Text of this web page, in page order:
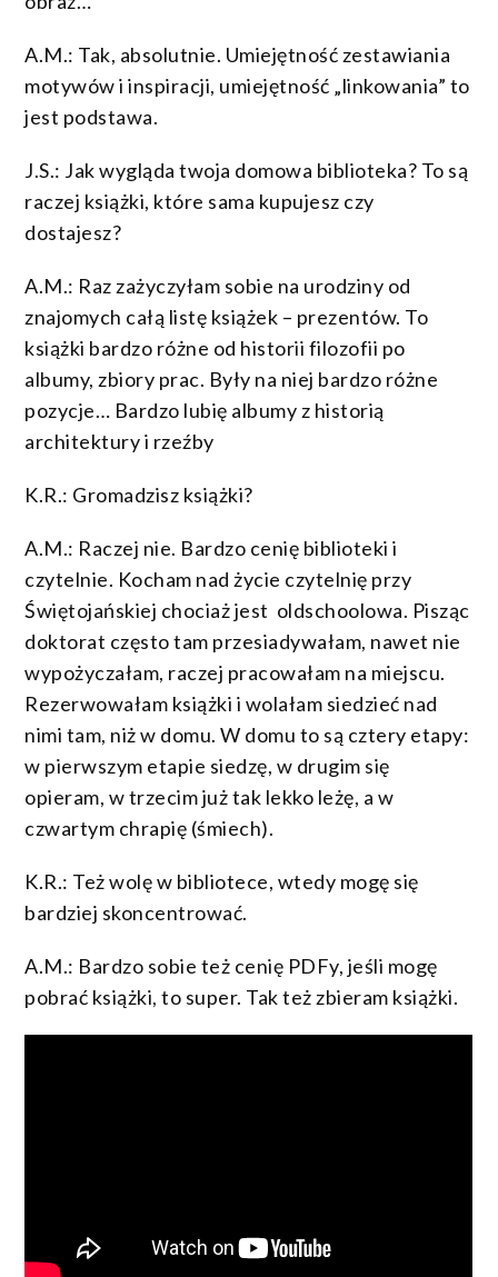
A.M.: Tak, absolutnie. Umiejętność zestawiania
motywów i inspiracji, umiejętność „linkowania” to
jest podstawa.
J.S.: Jak wygląda twoja domowa biblioteka? To są
raczej książki, które sama kupujesz czy
dostajesz?
A.M.: Raz zażyczyłam sobie na urodziny od
znajomych całą listę książek – prezentów. To
książki bardzo różne od historii filozofii po
albumy, zbiory prac. Były na niej bardzo różne
pozycje… Bardzo lubię albumy z historią
architektury i rzeźby
K.R.: Gromadzisz książki?
A.M.: Raczej nie. Bardzo cenię biblioteki i
czytelnie. Kocham nad życie czytelnię przy
Świętojańskiej chociaż jest oldschoolowa. Pisząc
doktorat często tam przesiadywałam, nawet nie
wypożyczałam, raczej pracowałam na miejscu.
Rezerwowałam książki i wolałam siedzieć nad
nimi tam, niż w domu. W domu to są cztery etapy:
w pierwszym etapie siedzę, w drugim się
opieram, w trzecim już tak lekko leżę, a w
czwartym chrapię (śmiech).
K.R.: Też wolę w bibliotece, wtedy mogę się
bardziej skoncentrować.
A.M.: Bardzo sobie też cenię PDFy, jeśli mogę
pobrać książki, to super. Tak też zbieram książki.